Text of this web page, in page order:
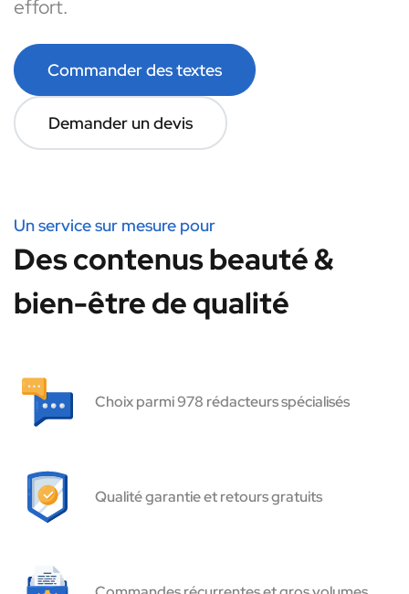
effort.
Commander des textes
Demander un devis
Un service sur mesure pour
Des contenus beauté &
bien-être de qualité
Choix parmi 978 rédacteurs spécialisés
Qualité garantie et retours gratuits